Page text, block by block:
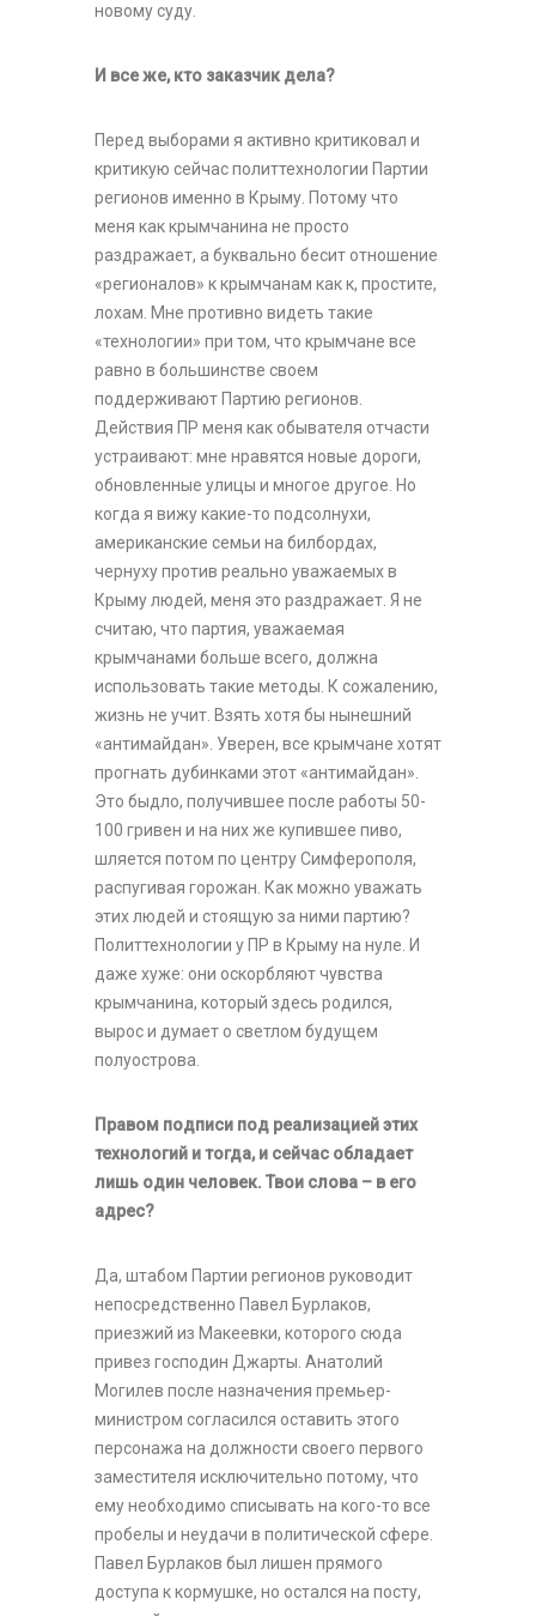
новому суду.
И все же, кто заказчик дела?
Перед выборами я активно критиковал и
критикую сейчас политтехнологии Партии
регионов именно в Крыму. Потому что
меня как крымчанина не просто
раздражает, а буквально бесит отношение
«регионалов» к крымчанам как к, простите,
лохам. Мне противно видеть такие
«технологии» при том, что крымчане все
равно в большинстве своем
поддерживают Партию регионов.
Действия ПР меня как обывателя отчасти
устраивают: мне нравятся новые дороги,
обновленные улицы и многое другое. Но
когда я вижу какие-то подсолнухи,
американские семьи на билбордах,
чернуху против реально уважаемых в
Крыму людей, меня это раздражает. Я не
считаю, что партия, уважаемая
крымчанами больше всего, должна
использовать такие методы. К сожалению,
жизнь не учит. Взять хотя бы нынешний
«антимайдан». Уверен, все крымчане хотят
прогнать дубинками этот «антимайдан».
Это быдло, получившее после работы 50-
100 гривен и на них же купившее пиво,
шляется потом по центру Симферополя,
распугивая горожан. Как можно уважать
этих людей и стоящую за ними партию?
Политтехнологии у ПР в Крыму на нуле. И
даже хуже: они оскорбляют чувства
крымчанина, который здесь родился,
вырос и думает о светлом будущем
полуострова.
Правом подписи под реализацией этих
технологий и тогда, и сейчас обладает
лишь один человек. Твои слова – в его
адрес?
Да, штабом Партии регионов руководит
непосредственно Павел Бурлаков,
приезжий из Макеевки, которого сюда
привез господин Джарты. Анатолий
Могилев после назначения премьер-
министром согласился оставить этого
персонажа на должности своего первого
заместителя исключительно потому, что
ему необходимо списывать на кого-то все
пробелы и неудачи в политической сфере.
Павел Бурлаков был лишен прямого
доступа к кормушке, но остался на посту,